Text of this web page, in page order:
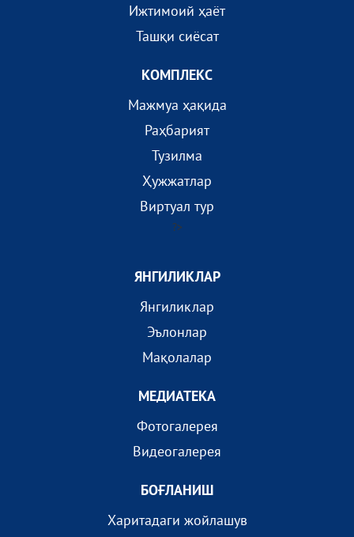
Ижтимоий ҳаёт
Ташқи сиёсат
КОМПЛEКС
Мажмуа ҳақида
Раҳбарият
Тузилма
Ҳужжатлар
Виртуал тур
?>
ЯНГИЛИКЛАР
Янгиликлар
Эълонлар
Мақолалар
МEДИАТEКА
Фотогалерея
Видеогалерея
БОҒЛАНИШ
Харитадаги жойлашув